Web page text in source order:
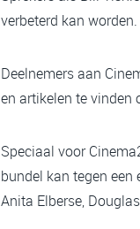
verbeterd kan
Deelnemers aan
en artikelen te vinden
Speciaal voor
bundel kan tegen
Anita Elberse,